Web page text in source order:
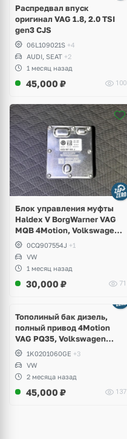
Распредвал впуск
оригинал VAG 1.8, 2.0 TSI
gen3 CJS
06L109021S +4
AUDI, SEAT +2
1 месяц назад
45,000 ₽ 100
Блок управления муфты
Haldex V BorgWarner VAG
MQB 4Motion, Volkswagen
Tiguan
0CQ907554J +1
VW
1 месяц назад
30,000 ₽ 71
2 фото
Тополиный бак дизель,
полный привод 4Motion
VAG PQ35, Volkswagen
Scirocco, Golf V, VI, Skoda
Yeti, Octavia A5, Superb,
Audi A3, Seat Altea
1K0201060GE +3
VW
2 месяца назад
45,000 ₽ 137